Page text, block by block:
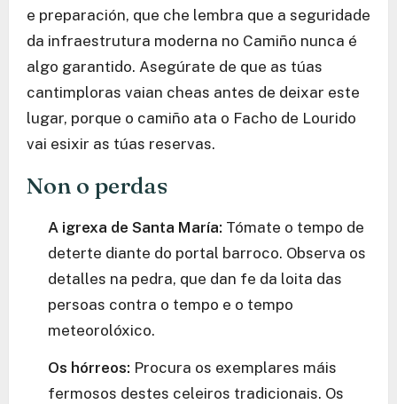
e preparación, que che lembra que a seguridade
da infraestrutura moderna no Camiño nunca é
algo garantido. Asegúrate de que as túas
cantimploras vaian cheas antes de deixar este
lugar, porque o camiño ata o Facho de Lourido
vai esixir as túas reservas.
Non o perdas
A igrexa de Santa María: Tómate o tempo de
deterte diante do portal barroco. Observa os
detalles na pedra, que dan fe da loita das
persoas contra o tempo e o tempo
meteorolóxico.
Os hórreos: Procura os exemplares máis
fermosos destes celeiros tradicionais. Os